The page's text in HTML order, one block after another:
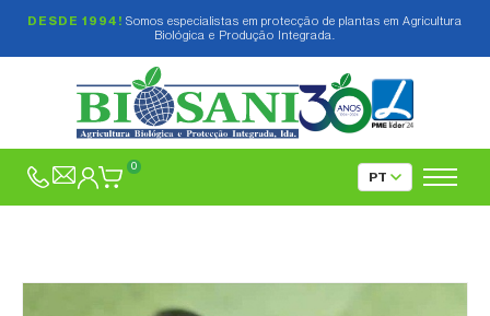
DESDE 1994! Somos especialistas em protecção de plantas em Agricultura
Biológica e Produção Integrada.
0